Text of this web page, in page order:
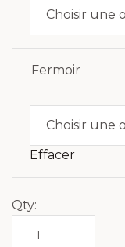
Fermoir
Effacer
Qty: